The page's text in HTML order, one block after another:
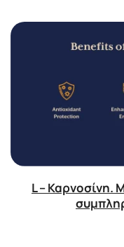
L – Καρνοσίνη.